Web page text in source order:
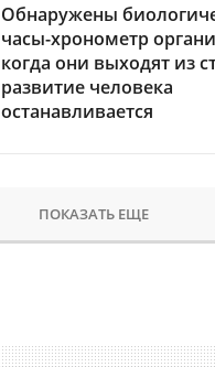
Обнаружены
часы-хронометр
когда они выходят из
развитие человека
останавливается
ПОКАЗАТЬ ЕЩЕ